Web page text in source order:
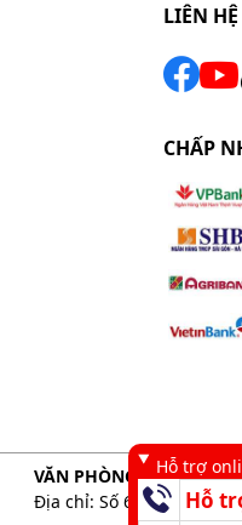
LIÊN
CHẤP
VĂN PHÒNG GIAO DỊCH
Địa chỉ: Số 6 kênh 19/5,
Hỗ trợ
Hỗ